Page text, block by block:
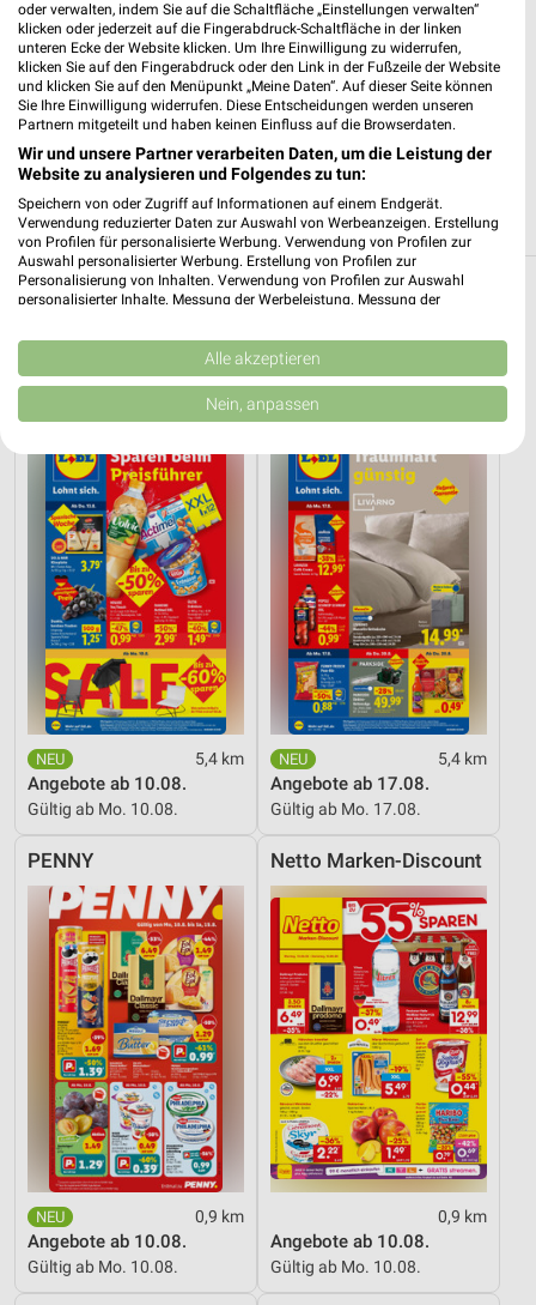
559,89 km • Angebote: 2 Prospekte
Lidl Gammertingen
Sigmaringer Str. 44
72501 Gammertingen
Heute geschlossen
560,05 km • Angebote: 3 Prospekte
Discounter Angebote und Prospekte für Bitz
5,4 km
Angebote ab 10.08.
Gültig ab Mo. 10.08.
Lidl
5,4 km
Angebote ab 17.08.
Gültig ab Mo. 17.08.
PENNY
0,9 km
Angebote ab 10.08.
Gültig ab Mo. 10.08.
Netto Marken-Discount
0,9 km
Angebote ab 10.08.
Gültig ab Mo. 10.08.
oder verwalten, indem Sie auf die Schaltfläche „Einstellungen verwalten“
klicken oder jederzeit auf die Fingerabdruck-Schaltfläche in der linken
unteren Ecke der Website klicken. Um Ihre Einwilligung zu widerrufen,
klicken Sie auf den Fingerabdruck oder den Link in der Fußzeile der Website
und klicken Sie auf den Menüpunkt „Meine Daten“. Auf dieser Seite können
Sie Ihre Einwilligung widerrufen. Diese Entscheidungen werden unseren
Partnern mitgeteilt und haben keinen Einfluss auf die Browserdaten.
Wir und unsere Partner verarbeiten Daten, um die Leistung der
Website zu analysieren und Folgendes zu tun:
Speichern von oder Zugriff auf Informationen auf einem Endgerät.
Verwendung reduzierter Daten zur Auswahl von Werbeanzeigen. Erstellung
von Profilen für personalisierte Werbung. Verwendung von Profilen zur
Auswahl personalisierter Werbung. Erstellung von Profilen zur
Personalisierung von Inhalten. Verwendung von Profilen zur Auswahl
personalisierter Inhalte. Messung der Werbeleistung. Messung der
Kombinationen von Daten aus verschiedenen Quellen. Entwicklung und
Verbesserung der Angebote. Verwendung reduzierter Daten zur Auswahl
von Inhalten.
Daten können außerhalb der Europäischen Union weitergegeben und in die
USA gesendet werden.
Website/App.
Partnerliste anzeigen (1 IAB-Anbieter)
Wir nutzen Ihre Daten für folgende Zwecke:
IAB-Verarbeitungszwecke:
Speichern von oder Zugriff auf Informationen
auf einem Endgerät
Verwendung reduzierter Daten zur Auswahl von
Werbeanzeigen
Erstellung von Profilen für personalisierte
Werbung
Verwendung von Profilen zur Auswahl
personalisierter Werbung
Erstellung von Profilen zur Personalisierung
von Inhalten
Verwendung von Profilen zur Auswahl
personalisierter Inhalte
Messung der Werbeleistung
Messung der Performance von Inhalten
Analyse von Zielgruppen durch Statistiken oder
Kombinationen von Daten aus verschiedenen
Quellen
Entwicklung und Verbesserung der Angebote
Verwendung reduzierter Daten zur Auswahl von
Inhalten
Alle akzeptieren
Nein, anpassen